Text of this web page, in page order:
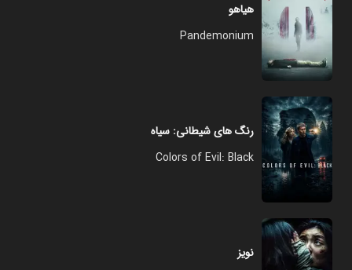
هیاهو
Pandemonium
رنگ های شیطانی: سیاه
Colors of Evil: Black
نویز